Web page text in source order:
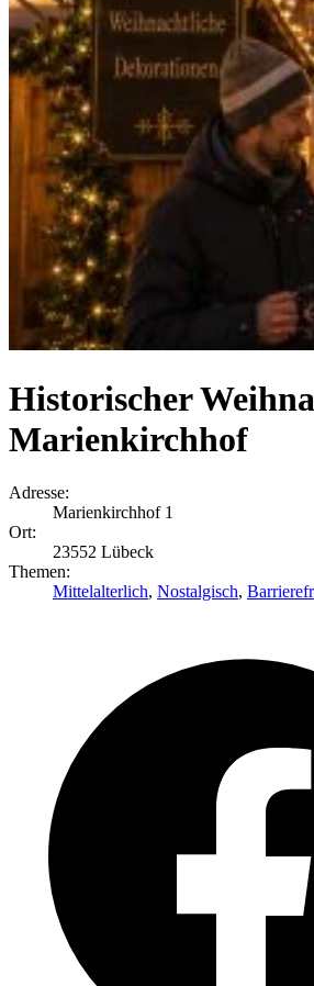
Historischer
Marienkirchhof
Adresse:
Marienkirchhof 1
Ort:
23552 Lübeck
Themen:
Mittelalterlich, Nostalgisch,